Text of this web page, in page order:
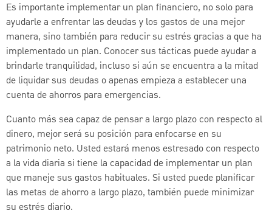
Es importante implementar un plan financiero, no solo para
ayudarle a enfrentar las deudas y los gastos de una mejor
manera, sino también para reducir su estrés gracias a que ha
implementado un plan. Conocer sus tácticas puede ayudar a
brindarle tranquilidad, incluso si aún se encuentra a la mitad
de liquidar sus deudas o apenas empieza a establecer una
cuenta de ahorros para emergencias.
Cuanto más sea capaz de pensar a largo plazo con respecto al
dinero, mejor será su posición para enfocarse en su
patrimonio neto. Usted estará menos estresado con respecto
a la vida diaria si tiene la capacidad de implementar un plan
que maneje sus gastos habituales. Si usted puede planificar
las metas de ahorro a largo plazo, también puede minimizar
su estrés diario.